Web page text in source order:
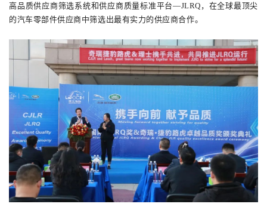
高品质供应商筛选系统和供应商质量标准平台—JLRQ，在全球最顶尖
的汽车零部件供应商中筛选出最有实力的供应商合作。